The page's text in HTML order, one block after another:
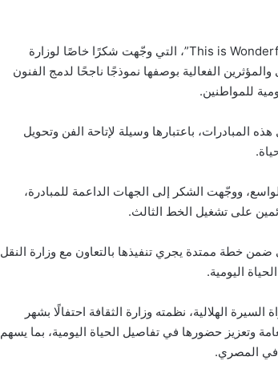
ومن بين المنصات التي تفاعلت مع الحدث صفحة “This is Wonderful Egypt”، التي وجّهت شكرًا خاصًا لوزارة
الفعالية بوصفها نموذجًا ناجحًا لدمج الفنون
للمواطنين.
المبادرات، باعتبارها وسيلة لإتاحة الفن وتحويل
ووجّهت الشكر إلى الجهات الداعمة للمبادرة،
على تشغيل الخط الثالث.
خطة ممتدة يجري تنفيذها بالتعاون مع وزارة النقل
اليومية.
الهلالية، نظمته وزارة الثقافة احتفالًا بشهر
وتعزيز حضورها في تفاصيل الحياة اليومية، بما يسهم
المصري.